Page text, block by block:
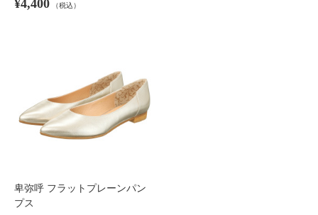
¥4,400 （税込）
卑弥呼 フラットプレーンパン
プス